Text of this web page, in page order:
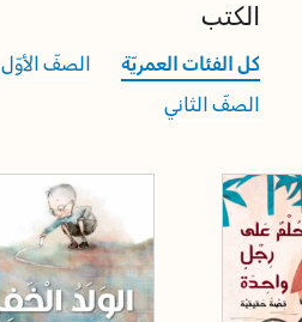
الكتب
كل الفئات العمريّة الصفّ الأوّل
الصفّ الثاني